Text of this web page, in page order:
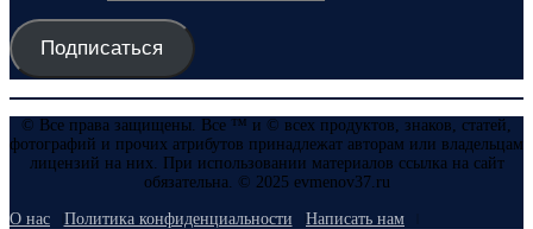
Подписаться
© Все права защищены. Все ™ и © всех продуктов, знаков, статей,
фотографий и прочих атрибутов принадлежат авторам или владельцам
лицензий на них. При использовании материалов ссылка на сайт
обязательна. © 2025 evmenov37.ru
О нас Политика конфиденциальности Написать нам